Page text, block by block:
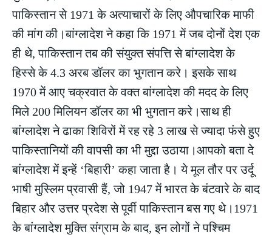
पाकिस्तान से 1971 के अत्याचारों के लिए औपचारिक माफी
की मांग की।बांग्लादेश ने कहा कि 1971 में जब दोनों देश एक
ही थे, पाकिस्तान तब की संयुक्त संपत्ति से बांग्लादेश के
हिस्से के 4.3 अरब डॉलर का भुगतान करे। इसके साथ
1970 में आए चक्रवात के वक्त बांग्लादेश की मदद के लिए
मिले 200 मिलियन डॉलर का भी भुगतान करे।साथ ही
बांग्लादेश ने ढाका शिविरों में रह रहे 3 लाख से ज्यादा फंसे हुए
पाकिस्तानियों की वापसी का भी मुद्दा उठाया।आपको बता दे
बांग्लादेश में इन्हें ‘बिहारी’ कहा जाता है। ये मूल तौर पर उर्दू
भाषी मुस्लिम प्रवासी हैं, जो 1947 में भारत के बंटवारे के बाद
बिहार और उत्तर प्रदेश से पूर्वी पाकिस्तान बस गए थे।1971
के बांग्लादेश मुक्ति संग्राम के बाद, इन लोगों ने पश्चिम